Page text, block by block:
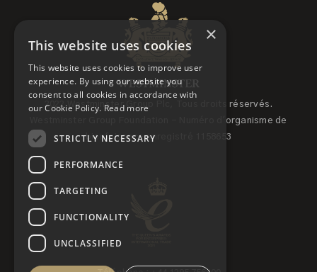
2022 Westminster Group Plc, Tous droits réservés.
Westminster Group Foundation - Numéro d'organisme de
bienfaisance enregistré 1158653
×
This website uses cookies
This website uses cookies to improve user
experience. By using our website you
consent to all cookies in accordance with
our Cookie Policy. Read more
STRICTLY NECESSARY
PERFORMANCE
TARGETING
FUNCTIONALITY
UNCLASSIFIED